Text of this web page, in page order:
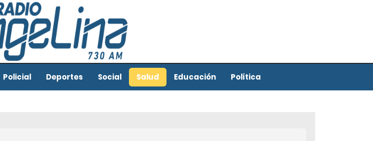
Policial Deportes Social Salud Educación Política